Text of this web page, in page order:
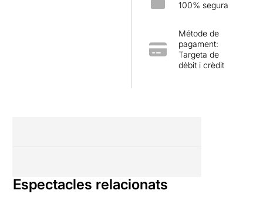
100% segura
Métode de
pagament:
Targeta de
dèbit i crèdit
Espectacles relacionats